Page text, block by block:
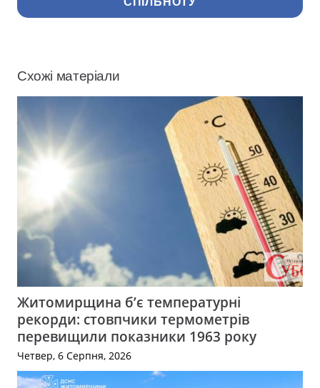
Схожі матеріали
Житомирщина б’є температурні
рекорди: стовпчики термометрів
перевищили показники 1963 року
Четвер, 6 Серпня, 2026